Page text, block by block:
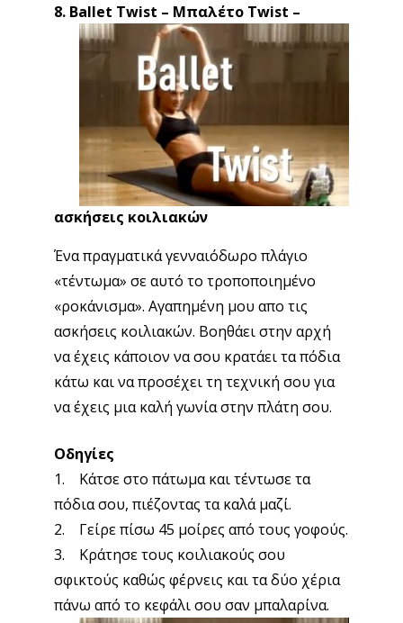
8. Ballet Twist – Μπαλέτο Twist –
ασκήσεις κοιλιακών
Ένα πραγματικά γενναιόδωρο πλάγιο
«τέντωμα» σε αυτό το τροποποιημένο
«ροκάνισμα». Αγαπημένη μου απο τις
ασκήσεις κοιλιακών. Βοηθάει στην αρχή
να έχεις κάποιον να σου κρατάει τα πόδια
κάτω και να προσέχει τη τεχνική σου για
να έχεις μια καλή γωνία στην πλάτη σου.
Οδηγίες
1. Κάτσε στο πάτωμα και τέντωσε τα
πόδια σου, πιέζοντας τα καλά μαζί.
2. Γείρε πίσω 45 μοίρες από τους γοφούς.
3. Κράτησε τους κοιλιακούς σου
σφικτούς καθώς φέρνεις και τα δύο χέρια
πάνω από το κεφάλι σου σαν μπαλαρίνα.